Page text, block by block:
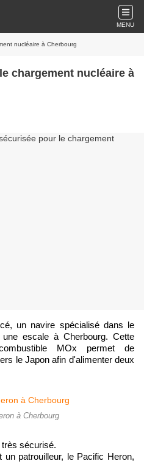
MENU
nucléaire à Cherbourg
chargement nucléaire à
un navire spécialisé dans le
escale à Cherbourg. Cette
MOx permet de
le Japon afin d'alimenter deux
à Cherbourg
sécurisé.
un patrouilleur, le Pacific Heron,